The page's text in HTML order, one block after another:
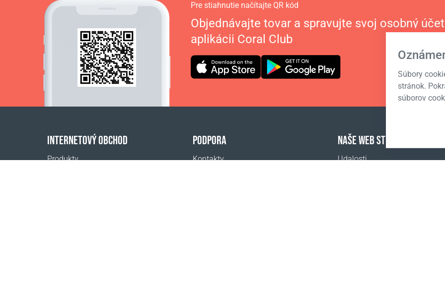
Súbory
stránok.
súborov
Pre stiahnutie načítajte QR kód
Objednávajte tovar a spravujte svoj osobný
aplikácii Coral Club
INTERNETOVÝ OBCHOD
Produkty
PODPORA
Kontakty
NAŠE WEB STRÁNKY
Udalosti